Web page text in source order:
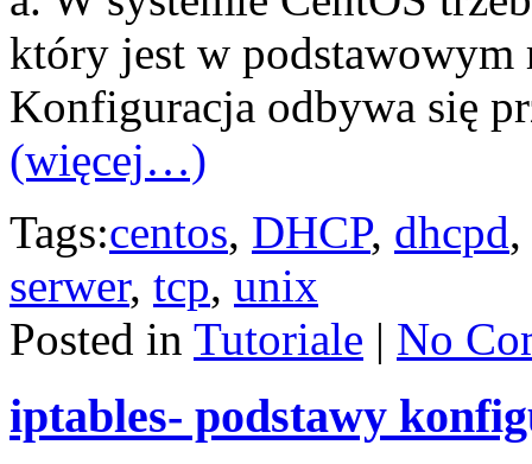
który jest w podstawowym
Konfiguracja odbywa się
(więcej…)
Tags:centos, DHCP, dhcpd,
serwer, tcp, unix
Posted in Tutoriale | No
iptables- podstawy